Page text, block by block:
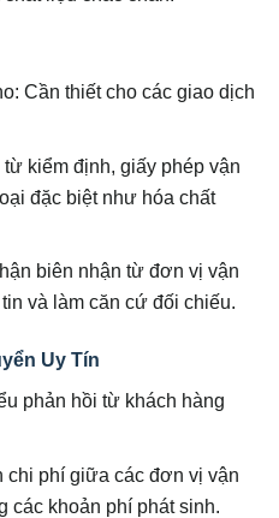
Cần thiết cho các giao dịch
kiểm định, giấy phép vận
đặc biệt như hóa chất
biên nhận từ đơn vị vận
và làm căn cứ đối chiếu.
Uy Tín
phản hồi từ khách hàng
chi phí giữa các đơn vị vận
các khoản phí phát sinh.